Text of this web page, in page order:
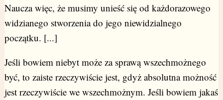
Naucza więc, że musimy unieść się od każdorazowego
widzianego stworzenia do jego niewidzialnego
początku. [...]
Jeśli bowiem niebyt może za sprawą wszechmożnego
być, to zaiste rzeczywiście jest, gdyż absolutna możność
jest rzeczywiście we wszechmożnym. Jeśli bowiem jakaś